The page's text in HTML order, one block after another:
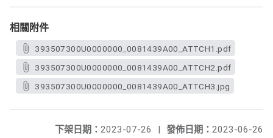
相關附件
393507300U0000000_0081439A00_ATTCH1.pdf
393507300U0000000_0081439A00_ATTCH2.pdf
393507300U0000000_0081439A00_ATTCH3.jpg
發佈日期： 2023-06-26
下架日期： 2023-07-26
|